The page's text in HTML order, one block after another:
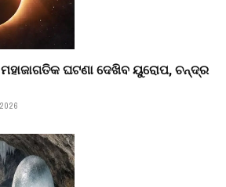
ଘଟଣା ଦେଖିବ ୟୁରୋପ, ଚନ୍ଦ୍ର